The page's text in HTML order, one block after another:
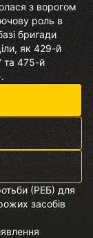
з ворогом
роль в
бригади
як 429-й
та 475-й
(РЕБ) для
засобів